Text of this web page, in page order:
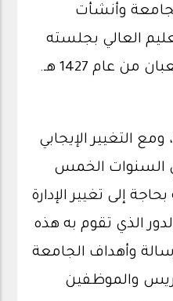
وأنشأت
العالي بجلسته
عام 1427 هـ.
ومع التغيير الإيجابي
السنوات الخمس
إلى تغيير الإدارة
الذي تقوم به هذه
وأهداف الجامعة
والموظفين